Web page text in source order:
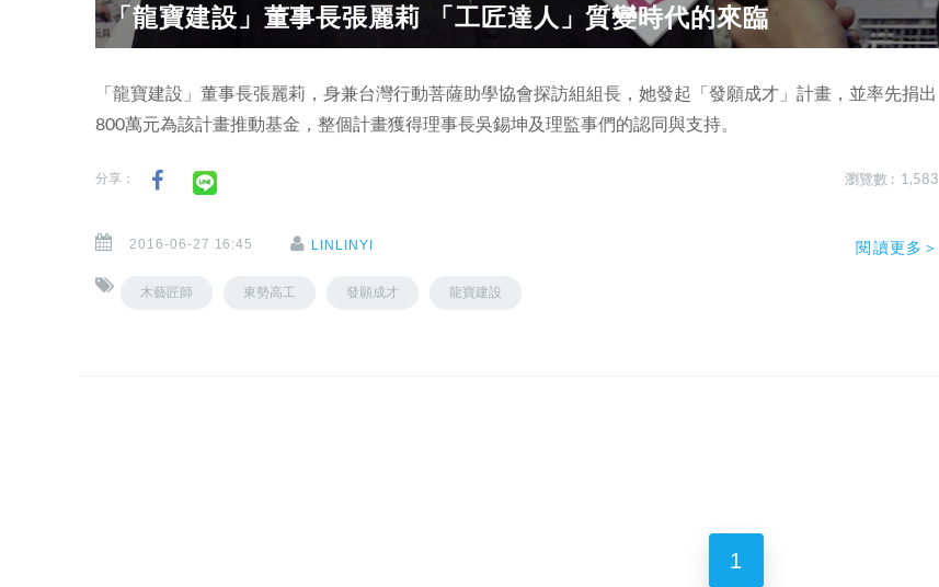
「龍寶建設」董事長張麗莉 「工匠達人」質變時代的來臨
「龍寶建設」董事長張麗莉，身兼台灣行動菩薩助學協會探訪組組長，她發起「發願成才」計畫，並率先捐出
800萬元為該計畫推動基金，整個計畫獲得理事長吳錫坤及理監事們的認同與支持。
分享： 瀏覽數 : 1,583
2016-06-27 16:45 LINLINYI
木藝匠師 東勢高工 發願成才 龍寶建設
閱讀更多＞
1